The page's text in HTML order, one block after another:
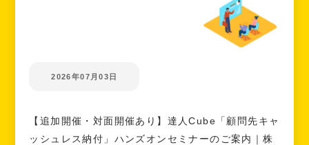
2026年07月03日
【追加開催・対面開催あり】達人Cube「顧問先キャ
ッシュレス納付」ハンズオンセミナーのご案内｜株